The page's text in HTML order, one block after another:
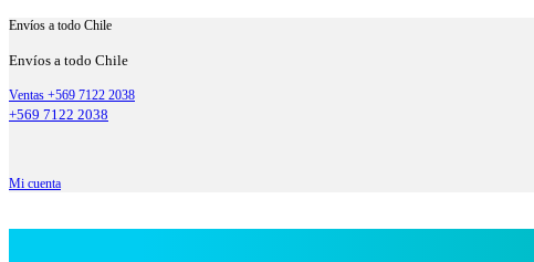
Envíos a todo Chile
Envíos a todo Chile
Ventas +569 7122 2038
+569 7122 2038
Mi cuenta